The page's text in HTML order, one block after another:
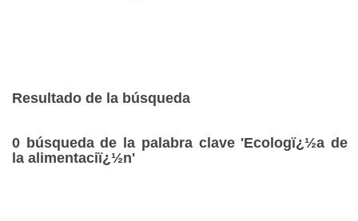
Resultado de la búsqueda
0 búsqueda de la palabra clave 'Ecologï¿½a de
la alimentaciï¿½n'